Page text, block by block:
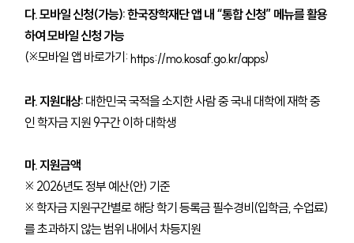
다. 모바일 신청(가능): 한국장학재단 앱 내 “통합 신청” 메뉴를 활용
하여 모바일 신청 가능
(※모바일 앱 바로가기:https://mo.kosaf.go.kr/apps)
라. 지원대상: 대한민국 국적을 소지한 사람 중 국내 대학에 재학 중
인 학자금 지원 9구간 이하 대학생
마. 지원금액
※ 2026년도 정부 예산(안) 기준
※학자금 지원구간별로 해당 학기 등록금 필수경비(입학금, 수업료)
를 초과하지 않는 범위 내에서 차등지원